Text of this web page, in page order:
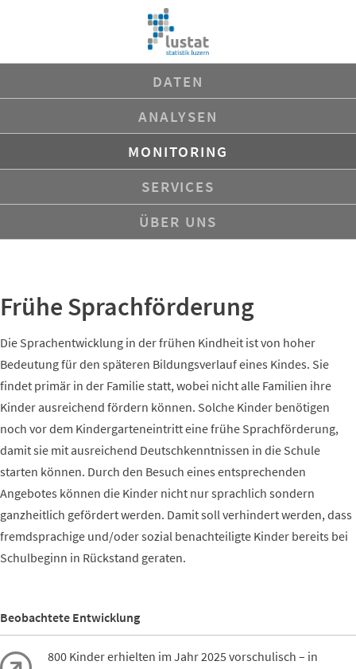
DATEN
ANALYSEN
MONITORING
SERVICES
ÜBER UNS
Frühe Sprachförderung
Die Sprachentwicklung in der frühen Kindheit ist von hoher
Bedeutung für den späteren Bildungsverlauf eines Kindes. Sie
findet primär in der Familie statt, wobei nicht alle Familien ihre
Kinder ausreichend fördern können. Solche Kinder benötigen
noch vor dem Kindergarteneintritt eine frühe Sprachförderung,
damit sie mit ausreichend Deutschkenntnissen in die Schule
starten können. Durch den Besuch eines entsprechenden
Angebotes können die Kinder nicht nur sprachlich sondern
ganzheitlich gefördert werden. Damit soll verhindert werden, dass
fremdsprachige und/oder sozial benachteiligte Kinder bereits bei
Schulbeginn in Rückstand geraten.
Beobachtete Entwicklung
800 Kinder erhielten im Jahr 2025 vorschulisch – in